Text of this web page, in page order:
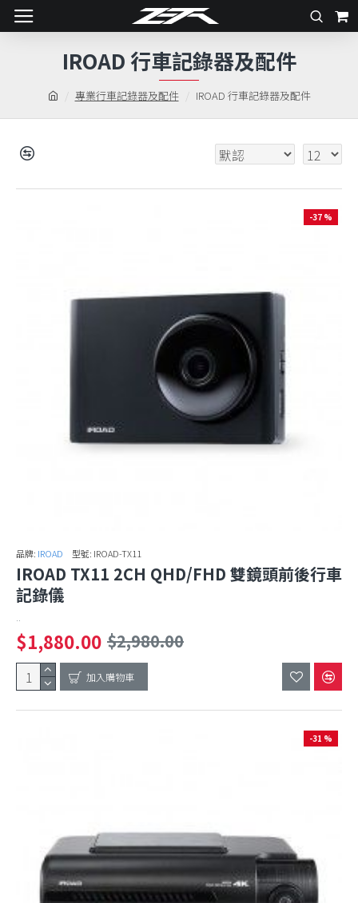
專業行車記錄器及配件 IROAD 行車記錄器及配件
IROAD 行車記錄器及配件
-37 %
品牌: IROAD 型號: IROAD-TX11
IROAD TX11 2CH QHD/FHD 雙鏡頭前後行車
記錄儀
..
$1,880.00 $2,980.00
加入購物車
-31 %